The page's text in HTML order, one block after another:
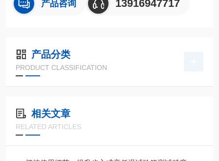
产品咨询 13916947717
产品分类
PRODUCT CLASSIFICATION
相关文章
RELATED ARTICLES